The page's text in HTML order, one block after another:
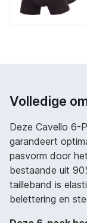
Volledige
Deze Cavello 6-
garandeert
pasvorm door
bestaande uit
tailleband is
belettering en